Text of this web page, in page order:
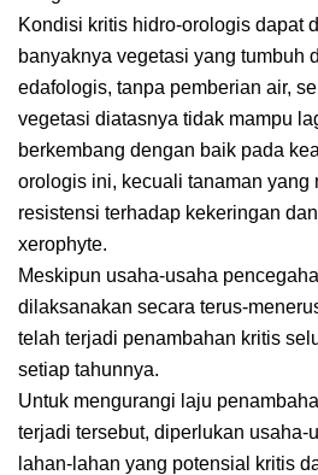
Kondisi kritis hidro-orologis dapat
banyaknya vegetasi yang tumbuh
edafologis, tanpa pemberian air,
vegetasi diatasnya tidak mampu
berkembang dengan baik pada
orologis ini, kecuali tanaman yang
resistensi terhadap kekeringan
xerophyte.
Meskipun usaha-usaha
dilaksanakan secara terus-
telah terjadi penambahan kritis
setiap tahunnya.
Untuk mengurangi laju
terjadi tersebut, diperlukan usaha-
lahan-lahan yang potensial kritis